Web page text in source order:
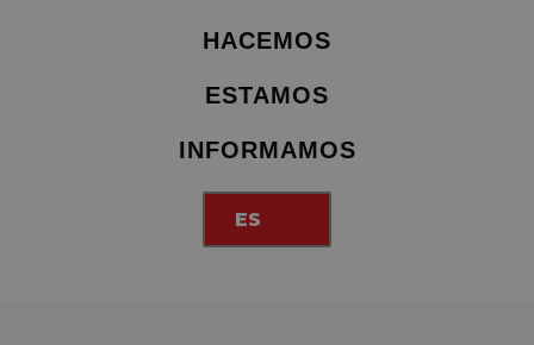
HACEMOS
ESTAMOS
INFORMAMOS
ES